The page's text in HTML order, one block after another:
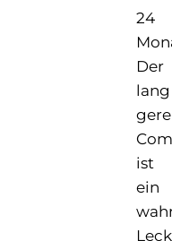
24
Der
lang
ist
ein